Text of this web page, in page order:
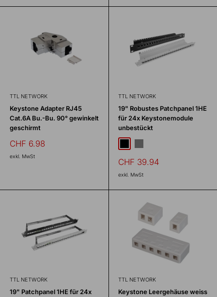
TTL NETWORK
Keystone Adapter RJ45
Cat.6A Bu.-Bu. 90° gewinkelt
geschirmt
Sonderpreis
CHF 6.98
exkl. MwSt
TTL NETWORK
19" Robustes Patchpanel 1HE
für 24x Keystonemodule
unbestückt
Sonderpreis
CHF 39.94
exkl. MwSt
TTL NETWORK
19" Patchpanel 1HE für 24x
TTL NETWORK
Keystone Leergehäuse weiss